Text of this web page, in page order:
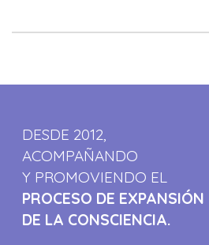
DESDE 2012,
ACOMPAÑANDO
Y PROMOVIENDO EL
PROCESO DE EXPANSIÓN
DE LA CONSCIENCIA.